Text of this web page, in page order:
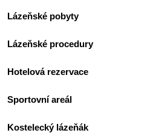
Lázeňské pobyty
Lázeňské procedury
Hotelová rezervace
Sportovní areál
Kostelecký lázeňák